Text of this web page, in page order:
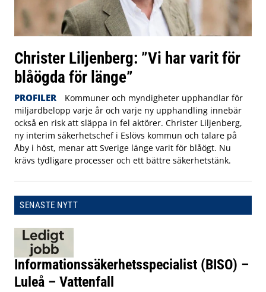
Christer Liljenberg: ”Vi har varit för
blåögda för länge”
PROFILER
Kommuner och myndigheter upphandlar för
miljardbelopp varje år och varje ny upphandling innebär
också en risk att släppa in fel aktörer. Christer Liljenberg,
ny interim säkerhetschef i Eslövs kommun och talare på
Åby i höst, menar att Sverige länge varit för blåögt. Nu
krävs tydligare processer och ett bättre säkerhetstänk.
SENASTE NYTT
Informationssäkerhetsspecialist (BISO) –
Luleå – Vattenfall